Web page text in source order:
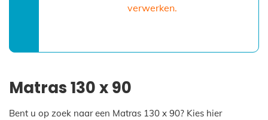
verwerken.
Matras 130 x 90
Bent u op zoek naar een Matras 130 x 90? Kies hier